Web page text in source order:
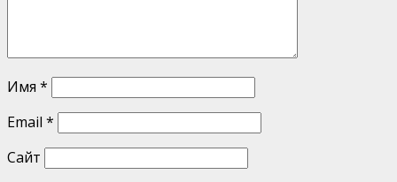
Имя *
Email *
Сайт